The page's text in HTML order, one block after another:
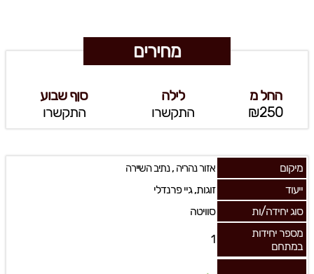
מחירים
החל מ
₪250
לילה
התקשרו
סןף שבוע
התקשרו
מיקום אזור נהריה,נתיב השיירה
ייעוד
זוגות, גיי פרנדלי
סוג יחידה/ות
סוויטה
מספר יחידות
במתחם
1